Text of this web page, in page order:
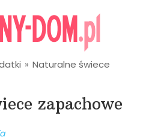
» Naturalne świece
zapachowe